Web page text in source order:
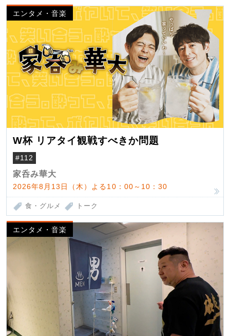
エンタメ・音楽
W杯 リアタイ観戦すべきか問題
#112
家呑み華大
2026年8月13日（木）よる10：00～10：30
食・グルメ トーク
エンタメ・音楽